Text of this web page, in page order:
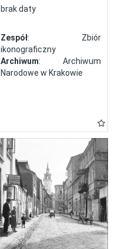
brak daty
Zespół: Zbiór
ikonograficzny
Archiwum: Archiwum
Narodowe w Krakowie